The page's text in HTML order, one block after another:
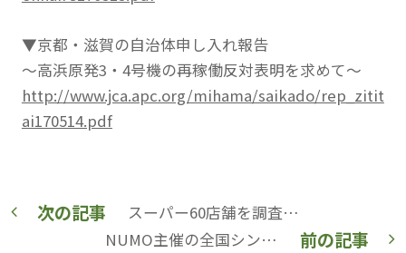
▼京都・滋賀の自治体申し入れ報告
～高浜原発3・4号機の再稼働反対表明を求めて～
http://www.jca.apc.org/mihama/saikado/rep_zitit
ai170514.pdf
次の記事 スーパー60店舗を調査。身近なスーパーでどれくらいオーガニックが買える？ ツイッターやフェイスブックでオーガニック調査もお願いします！【国際環境NGOグリーンピース・ジャパン】
前の記事
NUMO主催の全国シンポジウム「いま改めて考えよう地層処分～科学的特性マップの提示に向けて～」参加レポート【国際青年環境NGO A SEED JAPAN】